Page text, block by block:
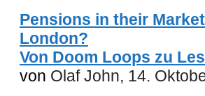
Pensions in their
London?
Von Doom Loops zu
von Olaf John, 14.